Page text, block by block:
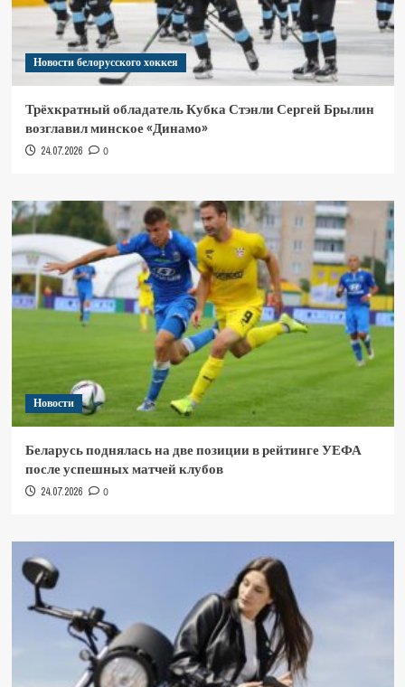
Новости белорусского хоккея
Трёхкратный обладатель Кубка Стэнли Сергей Брылин
возглавил минское «Динамо»
24.07.2026 0
Новости
Беларусь поднялась на две позиции в рейтинге УЕФА
после успешных матчей клубов
24.07.2026 0